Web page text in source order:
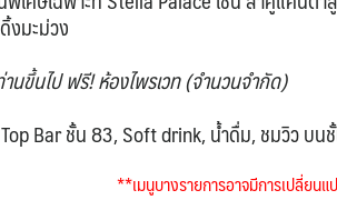
งมะม่วง
นขึ้นไป ฟรี! ห้องไพรเวท (จำนวนจำกัด)
Bar ชั้น 83, Soft drink, น้ำดื่ม, ชมวิว บ
**เมนูบางรายการอาจมีการเปลี่ยน